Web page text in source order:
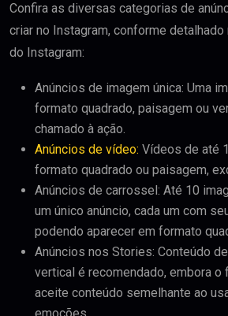
Confira as diversas categorias de
criar no Instagram, conforme detalhado
do Instagram:
Anúncios de imagem única: Uma
formato quadrado, paisagem ou
chamado à ação.
Anúncios de vídeo: Vídeos de até
formato quadrado ou paisagem,
Anúncios de carrossel: Até 10
um único anúncio, cada um com
podendo aparecer em formato
Anúncios nos Stories: Conteúdo
vertical é recomendado, embora o
aceite conteúdo semelhante ao